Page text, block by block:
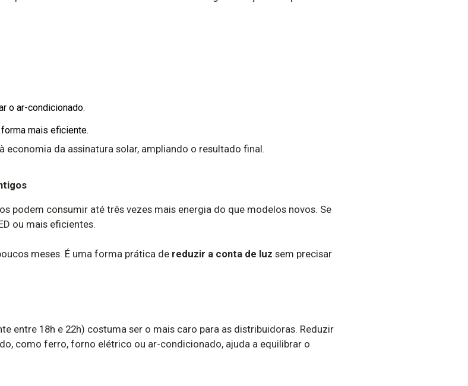
o ar-condicionado.
mais eficiente.
economia da assinatura solar, ampliando o resultado final.
podem consumir até três vezes mais energia do que modelos novos. Se
ou mais eficientes.
meses. É uma forma prática de reduzir a conta de luz sem precisar
entre 18h e 22h) costuma ser o mais caro para as distribuidoras. Reduzir
como ferro, forno elétrico ou ar-condicionado, ajuda a equilibrar o